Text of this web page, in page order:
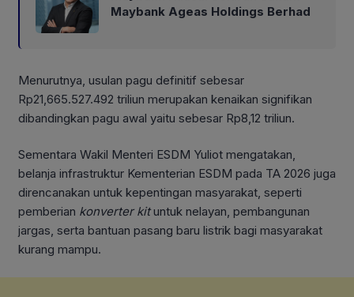
Maybank Ageas Holdings Berhad
Menurutnya, usulan pagu definitif sebesar
Rp21,665.527.492 triliun merupakan kenaikan signifikan
dibandingkan pagu awal yaitu sebesar Rp8,12 triliun.
Sementara Wakil Menteri ESDM Yuliot mengatakan,
belanja infrastruktur Kementerian ESDM pada TA 2026 juga
direncanakan untuk kepentingan masyarakat, seperti
pemberian konverter kituntuk nelayan, pembangunan
jargas, serta bantuan pasang baru listrik bagi masyarakat
kurang mampu.